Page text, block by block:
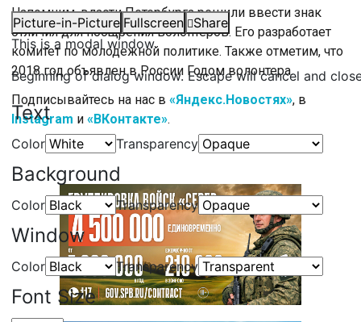
Picture-in-Picture Fullscreen
Share
This is a modal window.
Beginning of dialog window. Escape will cancel and
Text
Color Transparency
Background
Color Transparency
Window
Color Transparency
Font Size
Напомним, власти Петербурга решили ввести знак
отличия для поощрения волонтеров. Его разработает
комитет по молодежной политике. Также отметим, что
2018 год объявлен в России Годом волонтера.
Подписывайтесь на нас в «Яндекс.Новостях», в
Instagram и «ВКонтакте».